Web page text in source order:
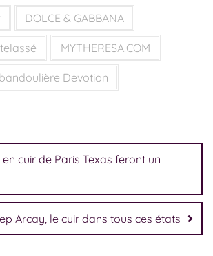
DOLCE & GABBANA
MYTHERESA.COM
Devotion
cuir de Paris Texas feront un
Arcay, le cuir dans tous ces états